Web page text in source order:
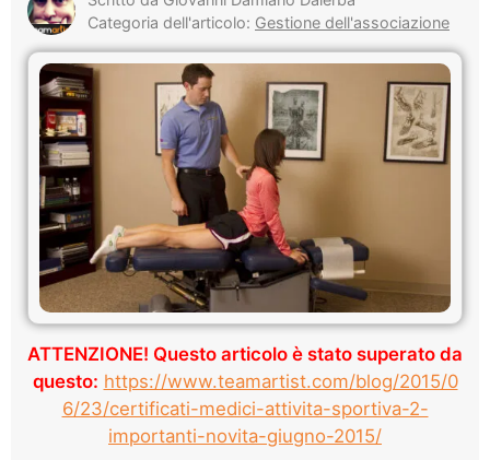
Categoria dell'articolo: Gestione dell'associazione
ATTENZIONE! Questo articolo è stato superato da
questo: https://www.teamartist.com/blog/2015/0
6/23/certificati-medici-attivita-sportiva-2-
importanti-novita-giugno-2015/